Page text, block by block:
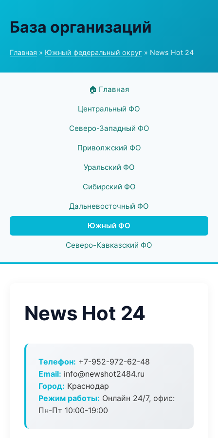
База организаций
Главная » Южный федеральный округ » News Hot 24
🏠 Главная
Центральный ФО
Северо-Западный ФО
Приволжский ФО
Уральский ФО
Сибирский ФО
Дальневосточный ФО
Южный ФО
Северо-Кавказский ФО
News Hot 24
Телефон: +7-952-972-62-48
Email: info@newshot2484.ru
Город: Краснодар
Режим работы: Онлайн 24/7, офис:
Пн-Пт 10:00-19:00